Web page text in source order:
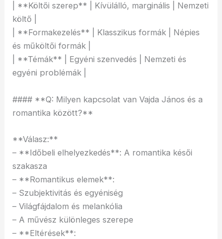
| **Költői szerep** | Kívülálló, marginális | Nemzeti
költő |
| **Formakezelés** | Klasszikus formák | Népies
és műköltői formák |
| **Témák** | Egyéni szenvedés | Nemzeti és
egyéni problémák |
#### **Q: Milyen kapcsolat van Vajda János és a
romantika között?**
**Válasz:**
– **Időbeli elhelyezkedés**: A romantika késői
szakasza
– **Romantikus elemek**:
– Szubjektivitás és egyéniség
– Világfájdalom és melankólia
– A művész különleges szerepe
– **Eltérések**: